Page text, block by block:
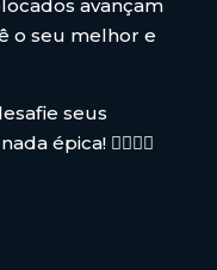
avançam
o seu melhor e
seus
épica! 🏃‍♂️🏃‍♀️